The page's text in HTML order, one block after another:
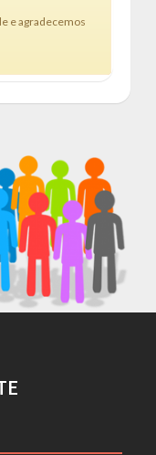
e agradecemos